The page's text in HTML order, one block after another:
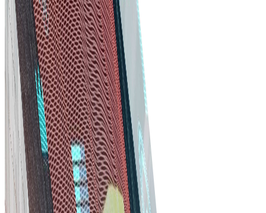
Tiết kiệm thời gian
Tự động hóa việc lặp lại và tinh gọn quy trình mua sắm.
Giao diện trực quan giúp đặt hàng, theo dõi giao và
lý hóa đơn mượt mà.
Hợp tác tốt hơn
Củng cố quan hệ nhà cung cấp bằng công cụ giao tiếp
tích hợp. Chia sẻ tài liệu, theo dõi tiến độ và giữ mọi người
đồng bộ.